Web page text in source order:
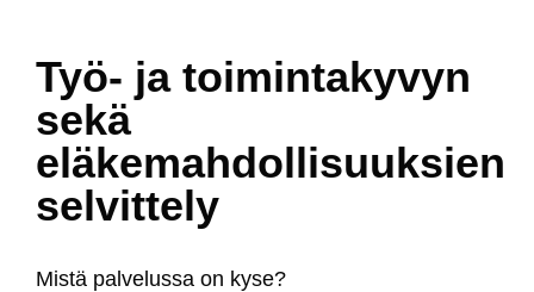
Työ- ja toimintakyvyn
sekä
eläkemahdollisuuksien
selvittely
Mis­tä pal­ve­lus­sa on ky­se?